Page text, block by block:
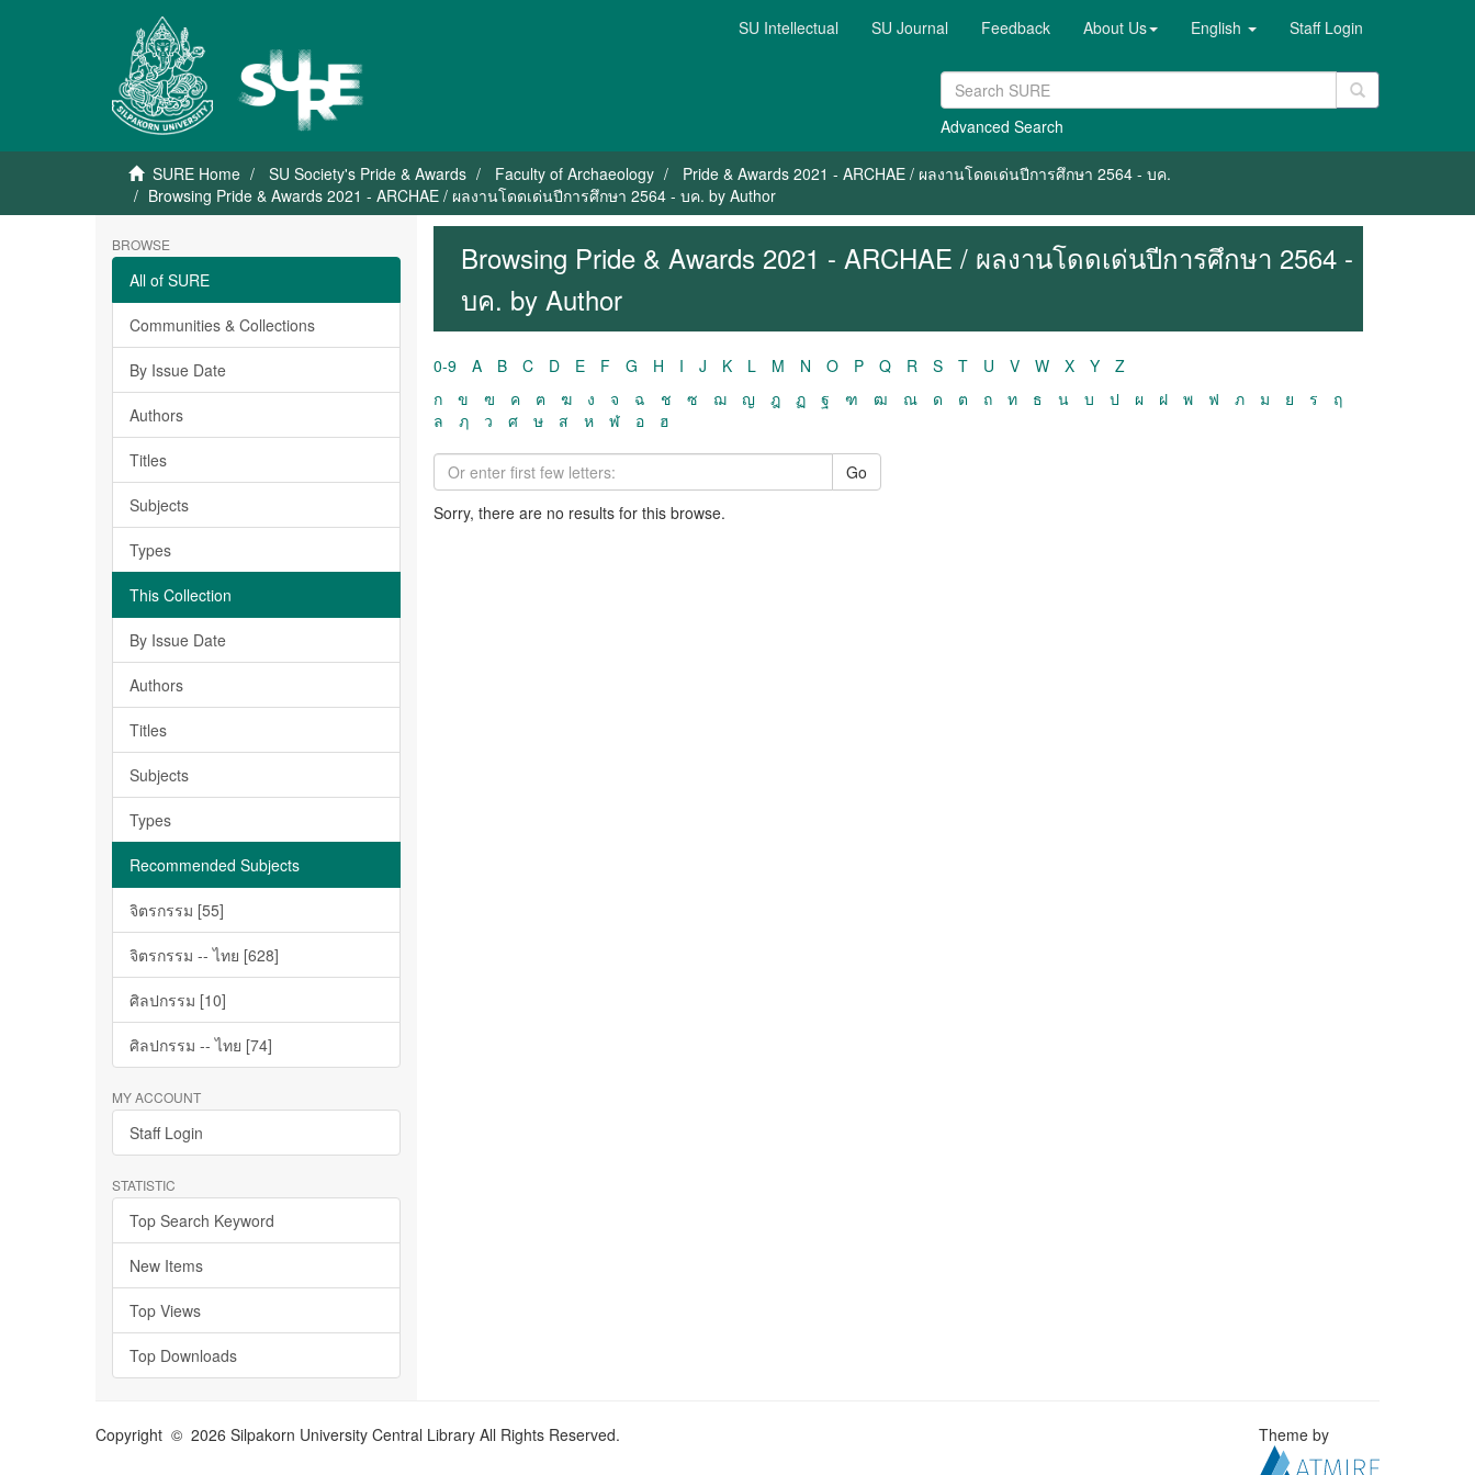
SU Intellectual SU Journal Feedback About Us English Staff Login
Advanced Search
SURE Home SU Society's Pride & Awards Faculty of Archaeology
Pride & Awards 2021 - ARCHAE / ผลงานโดดเด่นปีการศึกษา 2564 - บค.
Browsing Pride & Awards 2021 - ARCHAE / ผลงานโดดเด่นปีการศึกษา 2564 - บค. by Author
BROWSE
All of SURE
Communities & Collections
By Issue Date
Authors
Titles
Subjects
Types
This Collection
By Issue Date
Authors
Titles
Subjects
Types
Recommended Subjects
จิตรกรรม [55]
จิตรกรรม -- ไทย [628]
ศิลปกรรม [10]
ศิลปกรรม -- ไทย [74]
MY ACCOUNT
Staff Login
STATISTIC
Top Search Keyword
New Items
Top Views
Top Downloads
Browsing Pride & Awards 2021 - ARCHAE / ผลงานโดดเด่นปีการศึกษา 2564 -
บค. by Author
0-9 A B C D E F G H I J K L M N O P Q R S T U V W X Y
Z
ก
ข ฃ ค ฅ ฆ ง จ ฉ ช ซ ฌ ญ ฎ ฏ ฐ ฑ ฒ ณ ด ต ถ ท ธ น บ ป ผ ฝ พ ฟ ภ ม ย ร
ฤ
ล
ฦ ว ศ ษ ส ห ฬ อ ฮ
Go
Sorry, there are no results for this browse.
Copyright © 2026 Silpakorn University Central Library All Rights Reserved. Theme by